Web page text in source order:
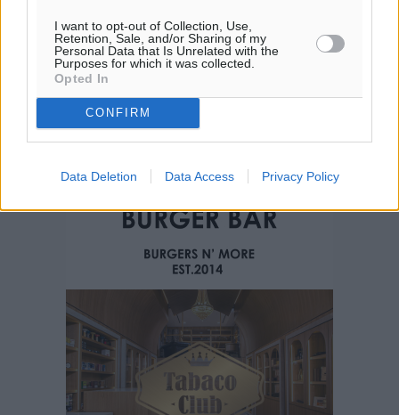
I want to opt-out of Collection, Use,
Retention, Sale, and/or Sharing of my
Personal Data that Is Unrelated with the
Purposes for which it was collected.
Opted In
CONFIRM
Data Deletion Data Access Privacy Policy